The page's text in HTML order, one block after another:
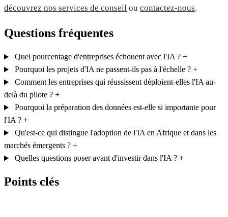
découvrez nos services de conseil ou contactez-nous.
Questions fréquentes
Quel pourcentage d'entreprises échouent avec l'IA ? +
Pourquoi les projets d'IA ne passent-ils pas à l'échelle ? +
Comment les entreprises qui réussissent déploient-elles l'IA au-
delà du pilote ? +
Pourquoi la préparation des données est-elle si importante pour
l'IA ? +
Qu'est-ce qui distingue l'adoption de l'IA en Afrique et dans les
marchés émergents ? +
Quelles questions poser avant d'investir dans l'IA ? +
Points clés